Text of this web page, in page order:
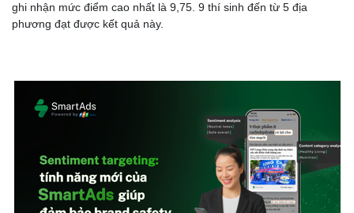
Cây thuốc
Sản phụ khoa
Nhi khoa
Đời sống
Nhà đẹp
Tình yêu - Gia đình
ghi nhận mức điểm cao nhất là 9,75. 9 thí sinh đến từ 5 địa
phương đạt được kết quả này.